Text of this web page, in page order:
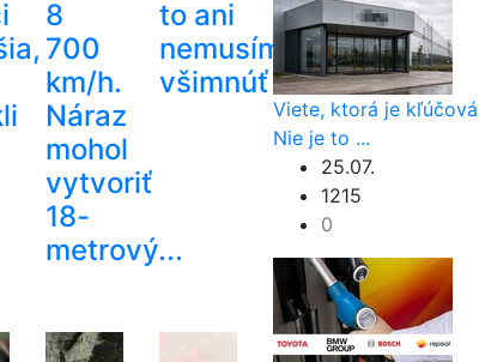
8
700
km/h.
Náraz
mohol
vytvoriť
18-
metrový...
to ani
nemusíme
všimnúť
Viete, ktorá je
Nie je to ...
25.07.
1215
0